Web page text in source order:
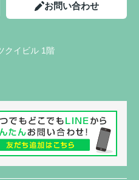
お問い合わせ
クイビル 1階